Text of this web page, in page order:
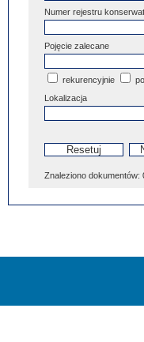
Numer rejestru
Pojęcie zalecane
rekurencyjnie
Lokalizacja
Znaleziono dokumentów: